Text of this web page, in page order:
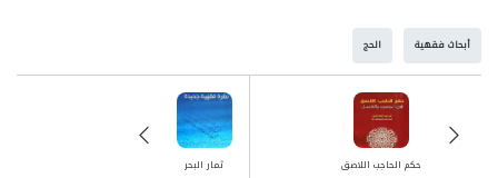
أبحاث فقهية الحج
ثمار البحر حكم الحاجب اللاصق